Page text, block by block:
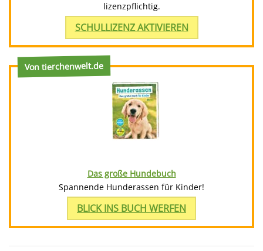
lizenzpflichtig.
SCHULLIZENZ AKTIVIEREN
Von tierchenwelt.de
Das große Hundebuch
Spannende Hunderassen für Kinder!
BLICK INS BUCH WERFEN